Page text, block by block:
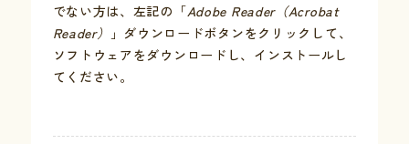
でない方は、左記の「Adobe Reader（Acrobat
Reader） 」ダウンロードボタンをクリックして、
ソフトウェアをダウンロードし、インストールし
てください。